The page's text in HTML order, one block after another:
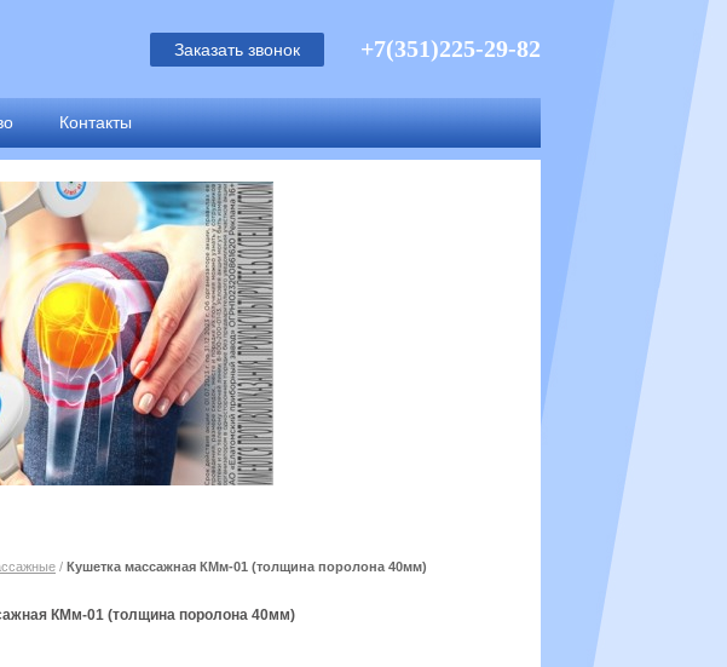
+7(351)225-29-82
Заказать звонок
Контакты
/ Кушетка массажная КМм-01 (толщина поролона 40мм)
КМм-01 (толщина поролона 40мм)